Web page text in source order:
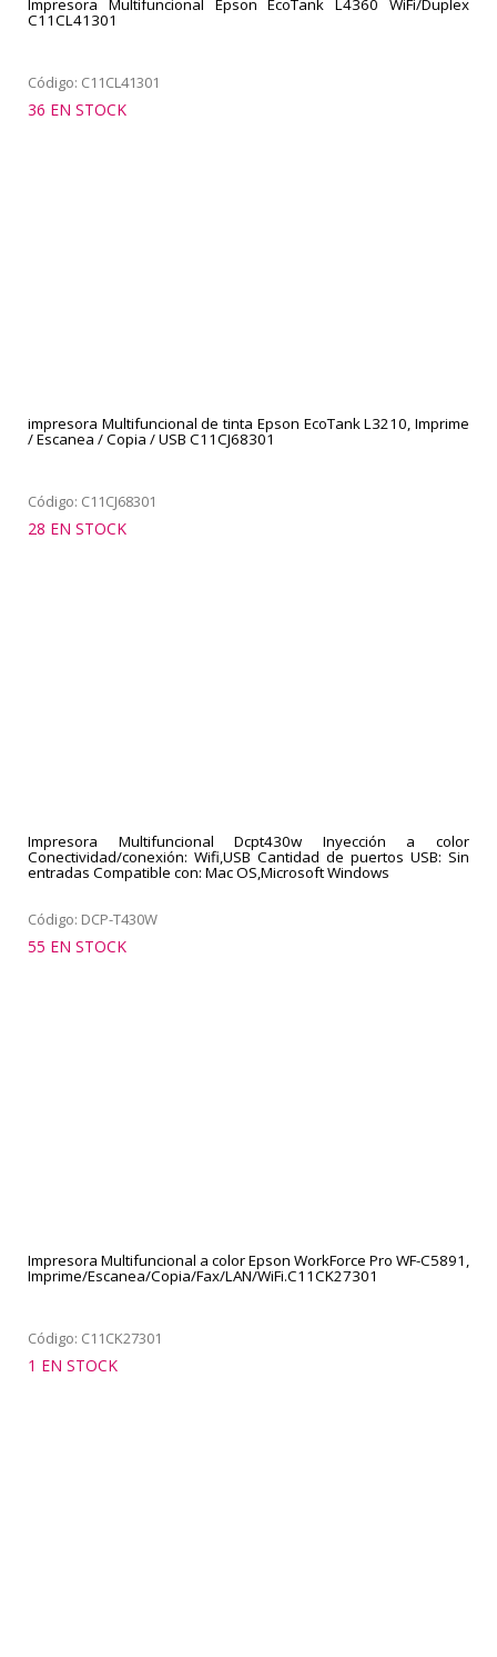
Impresora Multifuncional Epson EcoTank L4360 WiFi/Duplex
C11CL41301
Código: C11CL41301
36 EN STOCK
impresora Multifuncional de tinta Epson EcoTank L3210, Imprime
/ Escanea / Copia / USB C11CJ68301
Código: C11CJ68301
28 EN STOCK
Impresora Multifuncional Dcpt430w Inyección a color
Conectividad/conexión: Wifi,USB Cantidad de puertos USB: Sin
entradas Compatible con: Mac OS,Microsoft Windows
Código: DCP-T430W
55 EN STOCK
Impresora Multifuncional a color Epson WorkForce Pro WF-C5891,
Imprime/Escanea/Copia/Fax/LAN/WiFi.C11CK27301
Código: C11CK27301
1 EN STOCK